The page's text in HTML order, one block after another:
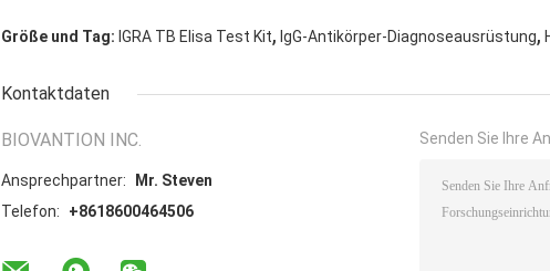
Größe und Tag: IGRA TB Elisa Test Kit, IgG-Antikörper-Diagnoseausrüstung,
Kontaktdaten
BIOVANTION INC.
Ansprechpartner:
Mr. Steven
Telefon:
+8618600464506
Senden Sie Ihre